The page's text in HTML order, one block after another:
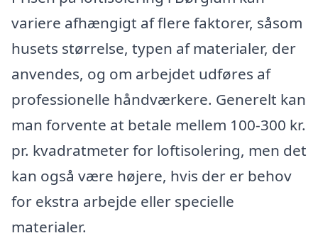
variere afhængigt af flere faktorer, såsom
husets størrelse, typen af materialer, der
anvendes, og om arbejdet udføres af
professionelle håndværkere. Generelt kan
man forvente at betale mellem 100-300 kr.
pr. kvadratmeter for loftisolering, men det
kan også være højere, hvis der er behov
for ekstra arbejde eller specielle
materialer.